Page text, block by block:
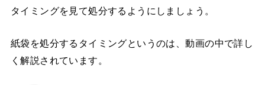
タイミングを見て処分するようにしましょう。
紙袋を処分するタイミングというのは、動画の中で詳し
く解説されています。